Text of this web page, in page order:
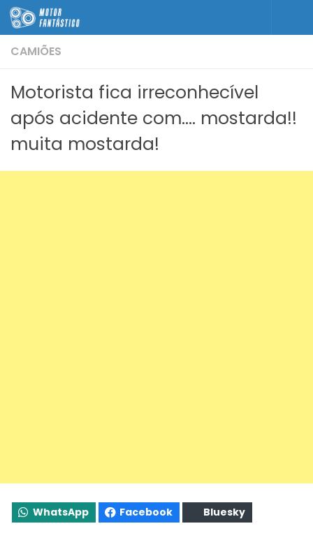
Skip to content
CAMIÕES
Motorista fica irreconhecível
após acidente com…. mostarda!!
muita mostarda!
WhatsApp Facebook Bluesky